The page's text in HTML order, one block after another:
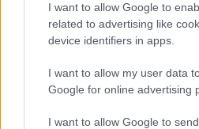
I want to allow Google to
related to advertising like
device identifiers in apps.
I want to allow my user data
Google for online advertising
I want to allow Google to